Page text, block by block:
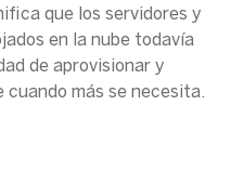
que los servidores y
en la nube todavía
de aprovisionar y
más se necesita.